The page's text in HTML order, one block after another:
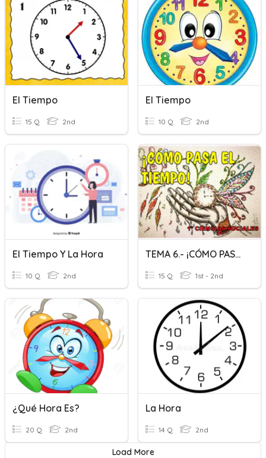
El Tiempo
15 Q 2nd
El Tiempo
10 Q 2nd
El Tiempo Y La Hora
10 Q 2nd
TEMA 6.- ¡CÓMO PASA EL TIEMPO!
15 Q 1st - 2nd
¿Qué Hora Es?
20 Q 2nd
La Hora
14 Q 2nd
Load More